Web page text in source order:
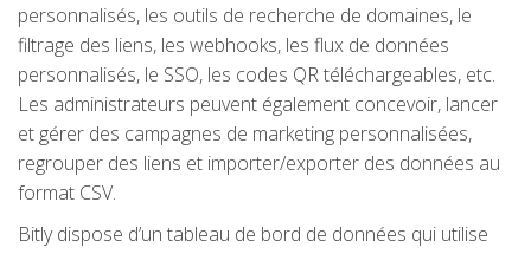
personnalisés, les outils de recherche de domaines, le
filtrage des liens, les webhooks, les flux de données
personnalisés, le SSO, les codes QR téléchargeables, etc.
Les administrateurs peuvent également concevoir, lancer
et gérer des campagnes de marketing personnalisées,
regrouper des liens et importer/exporter des données au
format CSV.
Bitly dispose d’un tableau de bord de données qui utilise